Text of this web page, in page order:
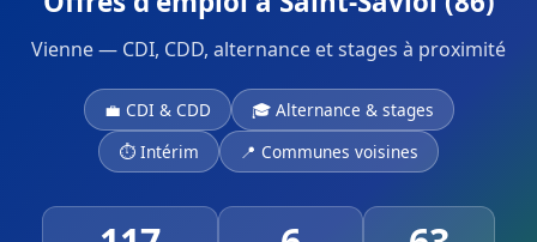
Vienne — CDI, CDD, alternance et stages à proximité
💼 CDI & CDD
🎓 Alternance & stages
⏱ Intérim
📍 Communes voisines